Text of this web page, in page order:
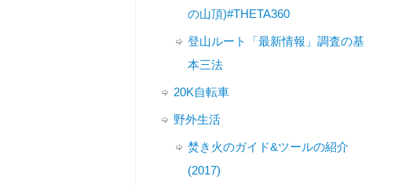
の山頂)#THETA360
登山ルート「最新情報」調査の基
本三法
20K自転車
野外生活
焚き火のガイド&ツールの紹介
(2017)